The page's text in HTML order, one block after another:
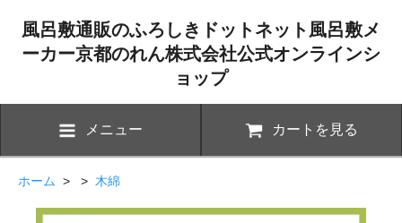
風呂敷通販のふろしきドットネット風呂敷メ
ーカー京都のれん株式会社公式オンラインシ
ョップ
メニュー カートを見る
ホーム > > 木綿